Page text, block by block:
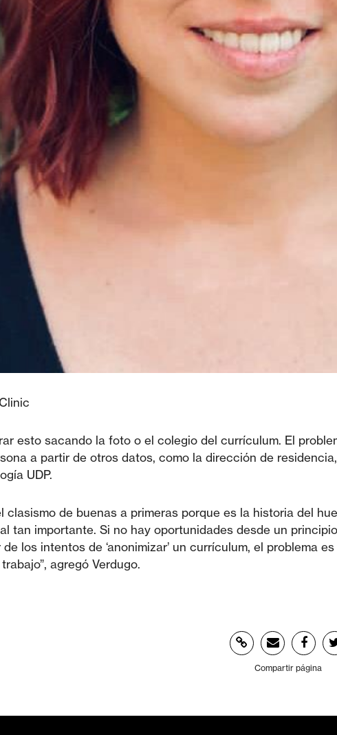
esto sacando la foto o el colegio del currículum. El
a partir de otros datos, como la dirección de
UDP.
clasismo de buenas a primeras porque es la historia del
tan importante. Si no hay oportunidades desde un
los intentos de ‘anonimizar’ un currículum, el problema
agregó Verdugo.
Compartir página